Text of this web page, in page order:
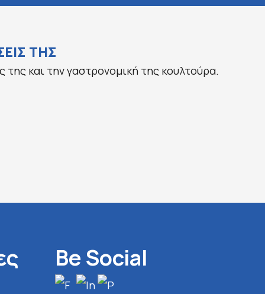
ΤΗΣ
της και την γαστρονομική της κουλτούρα.
Be Social